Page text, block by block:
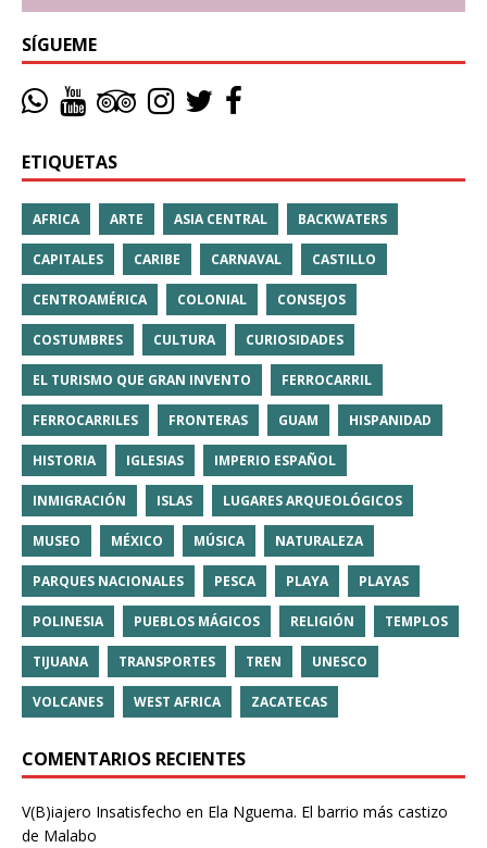
SÍGUEME
ETIQUETAS
AFRICA ARTE ASIA CENTRAL BACKWATERS
CAPITALES CARIBE CARNAVAL CASTILLO
CENTROAMÉRICA COLONIAL CONSEJOS
COSTUMBRES CULTURA CURIOSIDADES
EL TURISMO QUE GRAN INVENTO FERROCARRIL
FERROCARRILES FRONTERAS GUAM HISPANIDAD
HISTORIA IGLESIAS IMPERIO ESPAÑOL
INMIGRACIÓN ISLAS LUGARES ARQUEOLÓGICOS
MUSEO MÉXICO MÚSICA NATURALEZA
PARQUES NACIONALES PESCA PLAYA PLAYAS
POLINESIA PUEBLOS MÁGICOS RELIGIÓN TEMPLOS
TIJUANA TRANSPORTES TREN UNESCO
VOLCANES WEST AFRICA ZACATECAS
COMENTARIOS RECIENTES
V(B)iajero Insatisfecho en Ela Nguema. El barrio más castizo
de Malabo